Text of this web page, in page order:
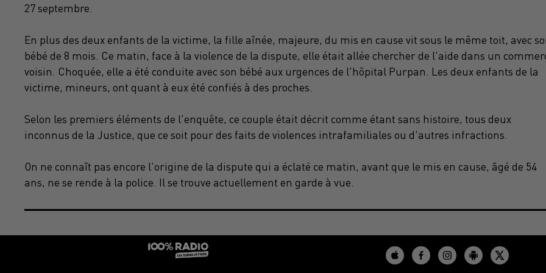
27 septembre.
En plus des deux enfants de la victime, la fille aînée, majeure, du mis en cause vit sous le même toit, avec
bébé de 8 mois. Ce matin, face à la violence de la dispute, elle était allée chercher de l'aide dans un
voisin. Choquée, elle a été conduite avec son bébé aux urgences de l'hôpital Purpan Les deux enfants de la
victime, mineurs, ont quant à eux été confiés à des proches.
Selon les premiers éléments de l'enquête, ce couple était décrit comme étant sans histoire, tous deux
inconnus de la Justice, que ce soit pour des faits de violences intrafamiliales ou d'autres infractions.
On ne connaît pas encore l'origine de la dispute qui a éclaté ce matin, avant que le mis en cause, âgé de 54
ans, ne se rende à la police. Il se trouve actuellement en garde à vue.